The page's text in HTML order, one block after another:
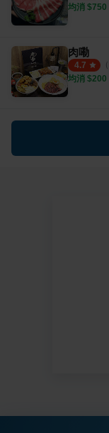
均消 $750
肉嘞
4.7 （
均消 $200